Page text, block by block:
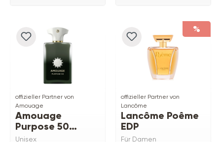
offizieller Partner von
Amouage
Amouage
Purpose 50
Extrait de Parfum
Unisex
%
offizieller Partner von
Lancôme
Lancôme Poême
EDP
Für Damen